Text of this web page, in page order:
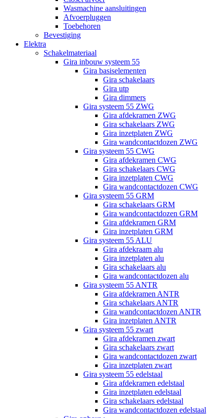
Wasmachine aansluitingen
Afvoerpluggen
Toebehoren
Bevestiging
Elektra
Schakelmateriaal
Gira inbouw systeem 55
Gira basiselementen
Gira schakelaars
Gira utp
Gira dimmers
Gira systeem 55 ZWG
Gira afdekramen ZWG
Gira schakelaars ZWG
Gira inzetplaten ZWG
Gira wandcontactdozen ZWG
Gira systeem 55 CWG
Gira afdekramen CWG
Gira schakelaars CWG
Gira inzetplaten CWG
Gira wandcontactdozen CWG
Gira systeem 55 GRM
Gira schakelaars GRM
Gira wandcontactdozen GRM
Gira afdekramen GRM
Gira inzetplaten GRM
Gira systeem 55 ALU
Gira afdekraam alu
Gira inzetplaten alu
Gira schakelaars alu
Gira wandcontactdozen alu
Gira systeem 55 ANTR
Gira afdekramen ANTR
Gira schakelaars ANTR
Gira wandcontactdozen ANTR
Gira inzetplaten ANTR
Gira systeem 55 zwart
Gira afdekramen zwart
Gira schakelaars zwart
Gira wandcontactdozen zwart
Gira inzetplaten zwart
Gira systeem 55 edelstaal
Gira afdekramen edelstaal
Gira inzetplaten edelstaal
Gira schakelaars edelstaal
Gira wandcontactdozen edelstaal